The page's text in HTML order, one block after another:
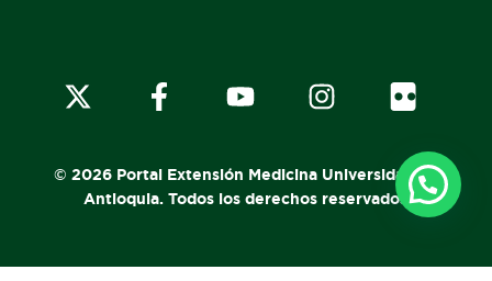
x-
facebook instagram flickr
© 2026 Portal Extensión Medicina Universidad de
Antioquia. Todos los derechos reservados